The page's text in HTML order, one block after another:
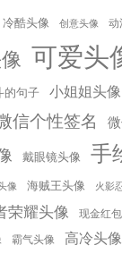
冷酷头像 创意头像 动
可爱头
的句子 小姐姐头像
信个性签名
戴眼镜头像 手
像 海贼王头像 火影
荣耀头像 现金红包
霸气头像 高冷头像